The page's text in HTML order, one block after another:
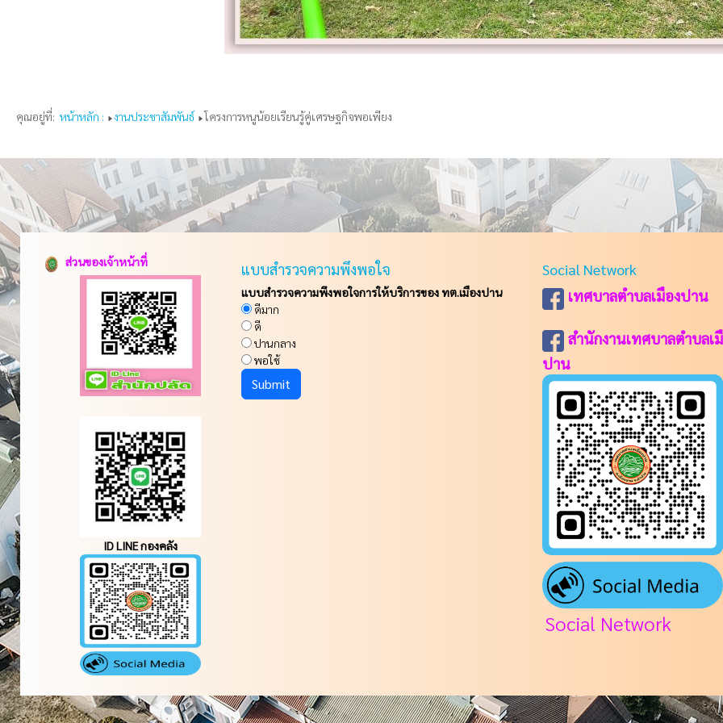
คุณอยู่ที่: หน้าหลัก : งานประชาสัมพันธ์ โครงการหนูน้อยเรียนรู้คู่เศรษฐกิจพอเพียง
ส่วนของเจ้าหน้าที่
ID LINE กองคลัง
แบบสำรวจความพึงพอใจ
แบบสำรวจความพึงพอใจการให้บริการของ ทต.เมืองปาน
ดีมาก
ดี
ปานกลาง
พอใช้
Social Network
เทศบาลตำบลเมืองปาน
สำนักงานเทศบาลตำบลเ
ปาน
Social Network